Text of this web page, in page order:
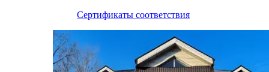
Сертификаты соответствия